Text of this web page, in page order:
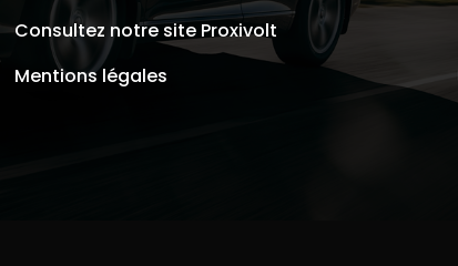
Consultez notre site Proxivolt
Mentions légales